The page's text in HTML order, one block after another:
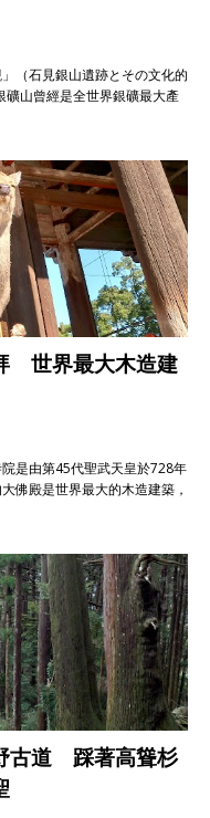
（石見銀山遺跡とその文化的
山曾經是全世界銀礦最大產
世界最大木造建
是由第45代聖武天皇於728年
佛殿是世界最大的木造建築，
古道 踩著高聳杉